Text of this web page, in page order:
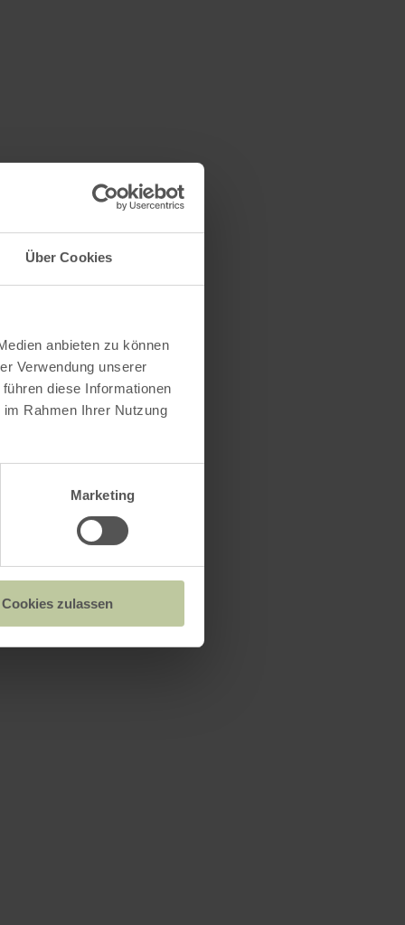
Über Cookies
anbieten zu können
Verwendung unserer
diese Informationen
Rahmen Ihrer Nutzung
Marketing
Cookies zulassen